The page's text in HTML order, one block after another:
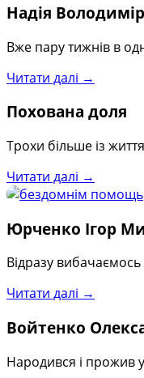
Надія
Вже пару тижнів в
Читати далі →
Похована доля
Трохи більше із
Читати далі →
Юрченко Ігор
Відразу
Читати далі →
Войтенко
Народився і прожив